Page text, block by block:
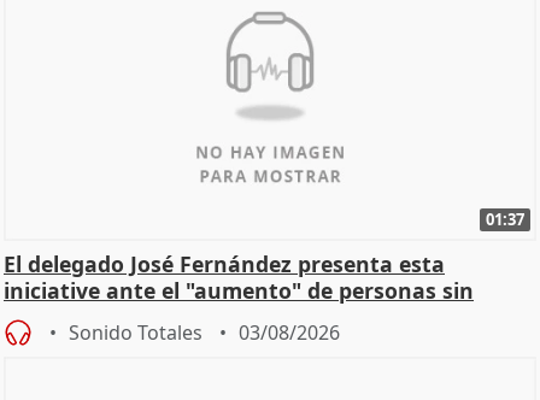
01:37
El delegado José Fernández presenta esta
iniciative ante el "aumento" de personas sin
hogar en Madri
Sonido Totales 03/08/2026